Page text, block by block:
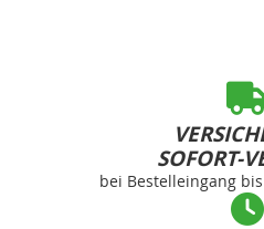
SOFORT-
bei Bestelleingang